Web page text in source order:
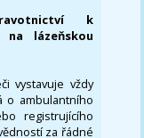
k
na lázeňskou
vystavuje vždy
o ambulantního
registrujícího
za řádné